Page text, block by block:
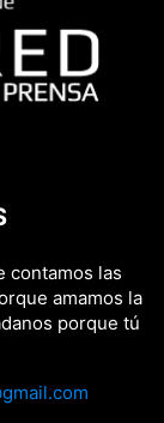
contamos las
amamos la
porque tú